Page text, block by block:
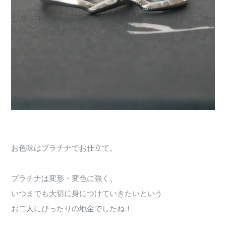
お色味はプラチナでお仕立て。
プラチナは変形・変色に強く、
いつまでも大切に身につけていきたいという
お二人にぴったりの地金でしたね！